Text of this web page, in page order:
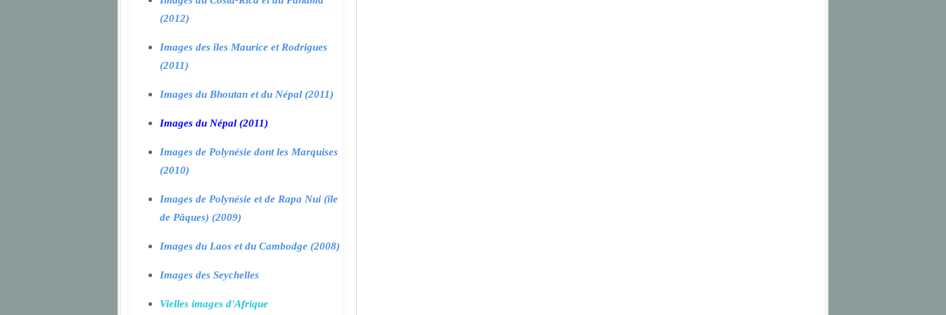
(2012)
Images des îles Maurice et Rodrigues
(2011)
Images du Bhoutan et du Népal (2011)
Images du Népal (2011)
Images de Polynésie dont les Marquises
(2010)
Images de Polynésie et de Rapa Nui (île
de Pâques) (2009)
Images du Laos et du Cambodge (2008)
Images des Seychelles
Vielles images d'Afrique